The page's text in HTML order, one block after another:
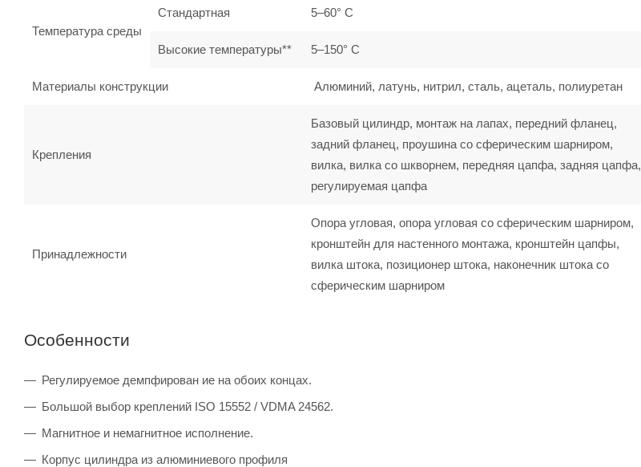
Температура среды
Стандартная 5–60° C
Высокие температуры** 5–150° C
Материалы конструкции Алюминий, латунь, нитрил, сталь, ацеталь, полиуретан
Крепления
Базовый цилиндр, монтаж на лапах, передний фланец,
задний фланец, проушина со сферическим шарниром,
вилка, вилка со шкворнем, передняя цапфа, задняя цапфа,
регулируемая цапфа
Принадлежности
Опора угловая, опора угловая со сферическим шарниром,
кронштейн для настенного монтажа, кронштейн цапфы,
вилка штока, позиционер штока, наконечник штока со
сферическим шарниром
Особенности
Регулируемое демпфирован ие на обоих концах.
Большой выбор креплений ISO 15552 / VDMA 24562.
Магнитное и немагнитное исполнение.
Корпус цилиндра из алюминиевого профиля